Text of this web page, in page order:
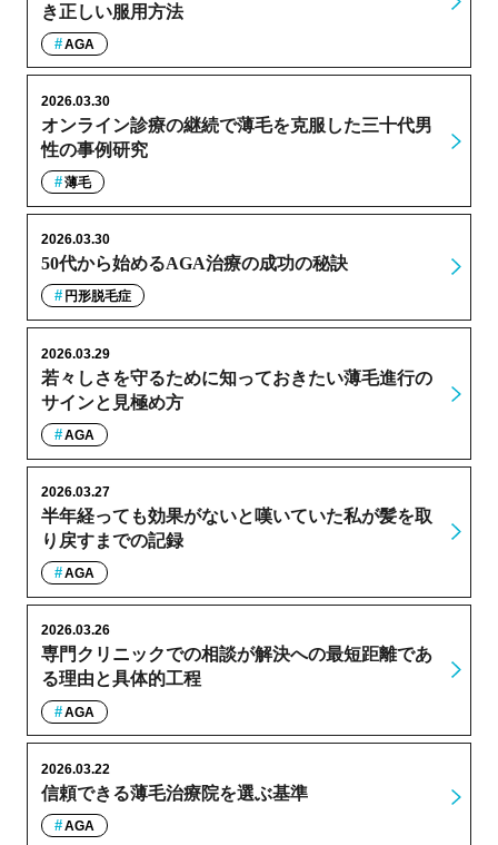
き正しい服用方法
AGA
オンライン診療の継続で薄毛を克服した三十代男
性の事例研究
2026.03.30
薄毛
50代から始めるAGA治療の成功の秘訣
2026.03.30
円形脱毛症
若々しさを守るために知っておきたい薄毛進行の
サインと見極め方
2026.03.29
AGA
半年経っても効果がないと嘆いていた私が髪を取
り戻すまでの記録
2026.03.27
AGA
専門クリニックでの相談が解決への最短距離であ
る理由と具体的工程
2026.03.26
AGA
信頼できる薄毛治療院を選ぶ基準
2026.03.22
AGA